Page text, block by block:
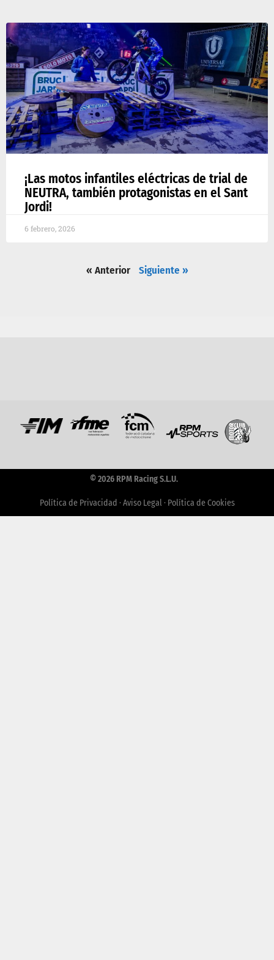
¡Las motos infantiles eléctricas de trial de
NEUTRA, también protagonistas en el Sant
Jordi!
6 febrero, 2026
« Anterior Siguiente »
© 2026 RPM Racing S.L.U.
Política de Privacidad · Aviso Legal· Política de Cookies